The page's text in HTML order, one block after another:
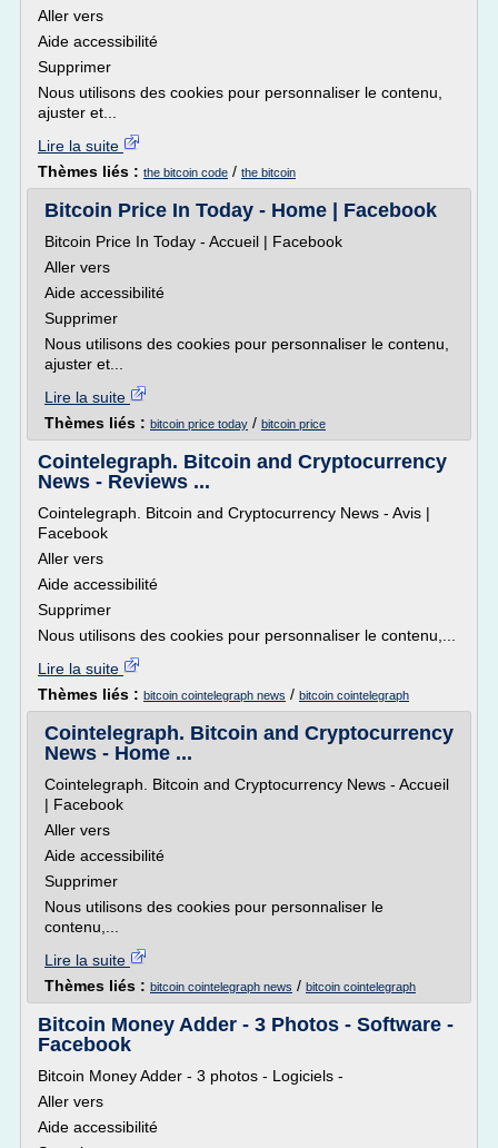
Aller vers
Aide accessibilité
Supprimer
Nous utilisons des cookies pour personnaliser le contenu,
ajuster et...
Lire la suite
Thèmes liés : the bitcoin code / the bitcoin
Bitcoin Price In Today - Home | Facebook
Bitcoin Price In Today - Accueil | Facebook
Aller vers
Aide accessibilité
Supprimer
Nous utilisons des cookies pour personnaliser le contenu,
ajuster et...
Lire la suite
Thèmes liés : bitcoin price today / bitcoin price
Cointelegraph. Bitcoin and Cryptocurrency
News - Reviews ...
Cointelegraph. Bitcoin and Cryptocurrency News - Avis |
Facebook
Aller vers
Aide accessibilité
Supprimer
Nous utilisons des cookies pour personnaliser le contenu,...
Lire la suite
Thèmes liés : bitcoin cointelegraph news / bitcoin cointelegraph
Cointelegraph. Bitcoin and Cryptocurrency
News - Home ...
Cointelegraph. Bitcoin and Cryptocurrency News - Accueil
| Facebook
Aller vers
Aide accessibilité
Supprimer
Nous utilisons des cookies pour personnaliser le
contenu,...
Lire la suite
Thèmes liés : bitcoin cointelegraph news / bitcoin cointelegraph
Bitcoin Money Adder - 3 Photos - Software -
Facebook
Bitcoin Money Adder - 3 photos - Logiciels -
Aller vers
Aide accessibilité